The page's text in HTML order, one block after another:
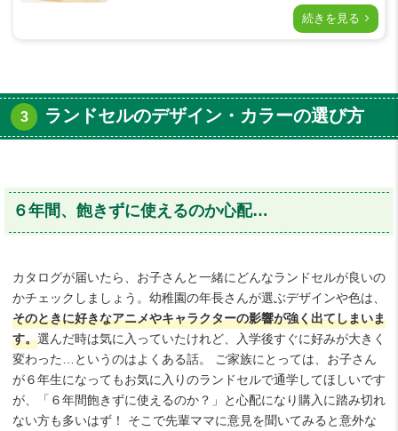
続きを見る
ランドセルのデザイン・カラーの選び方
６年間、飽きずに使えるのか心配…
カタログが届いたら、お子さんと一緒にどんなランドセルが良いの
かチェックしましょう。幼稚園の年長さんが選ぶデザインや色は、
そのときに好きなアニメやキャラクターの影響が強く出てしまいま
す。選んだ時は気に入っていたけれど、入学後すぐに好みが大きく
変わった…というのはよくある話。 ご家族にとっては、お子さん
が６年生になってもお気に入りのランドセルで通学してほしいです
が、「６年間飽きずに使えるのか？」と心配になり購入に踏み切れ
ない方も多いはず！ そこで先輩ママに意見を聞いてみると意外な